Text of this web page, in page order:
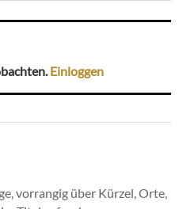
Einloggen
vorrangig über Kürzel, Orte,